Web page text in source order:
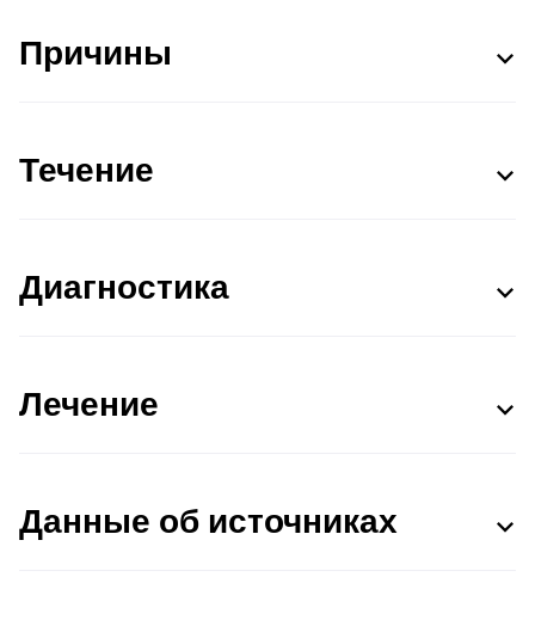
Причины
Течение
Диагностика
Лечение
Данные об источниках